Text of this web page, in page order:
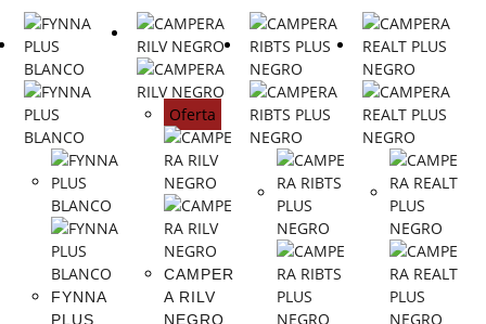
FYNNA
PLUS
Oferta
CAMPER
A RILV
NEGRO